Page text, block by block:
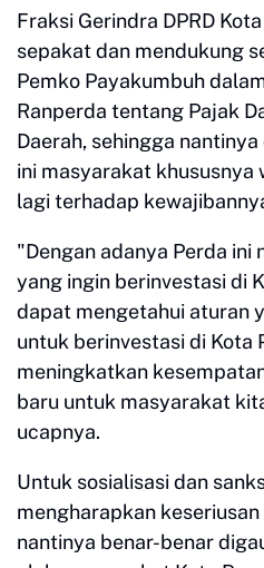
Fraksi Gerindra DPRD
sepakat dan mendukung
Pemko Payakumbuh
Ranperda tentang Pajak
Daerah, sehingga
ini masyarakat
lagi terhadap
"Dengan adanya Perda ini
yang ingin berinvestasi di
dapat mengetahui aturan
untuk berinvestasi di Kota
meningkatkan
baru untuk masyarakat
ucapnya.
Untuk sosialisasi dan
mengharapkan
nantinya benar-benar